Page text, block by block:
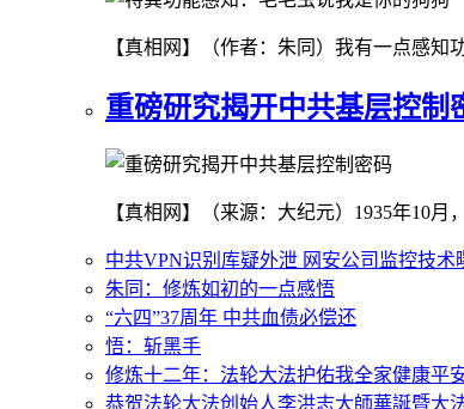
【真相网】（作者：朱同）我有一点感
重磅研究揭开中共基层控制
【真相网】（来源：大纪元）1935年10
中共VPN识别库疑外泄 网安公司监控技术
朱同：修炼如初的一点感悟
“六四”37周年 中共血债必偿还
悟：斩黑手
修炼十二年：法轮大法护佑我全家健康平
恭贺法轮大法创始人李洪志大師華誕暨大